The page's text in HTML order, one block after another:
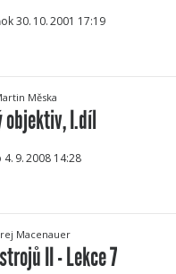
30. 10.2001 17:19
Měska
objektiv, I.díl
4. 9.2008 14:28
Macenauer
II - Lekce 7